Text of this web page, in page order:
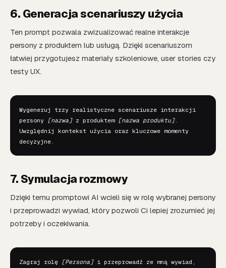
6. Generacja scenariuszy użycia
Ten prompt pozwala zwizualizować realne interakcje
persony z produktem lub usługą. Dzięki scenariuszom
łatwiej przygotujesz materiały szkoleniowe, user stories czy
testy UX.
Wygeneruj trzy realistyczne scenariusze interakcji
persony [nazwa] z produktem [nazwa produktu].
Uwzględnij kontekst użycia oraz kluczowe momenty
decyzyjne.
7. Symulacja rozmowy
Dzięki temu promptowi AI wcieli się w rolę wybranej persony
i przeprowadzi wywiad, który pozwoli Ci lepiej zrozumieć jej
potrzeby i oczekiwania.
Zagraj rolę [Persona] i przeprowadź ze mną wywiad,